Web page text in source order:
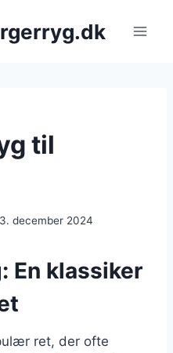
til
december 2024
En klassiker
ret, der ofte